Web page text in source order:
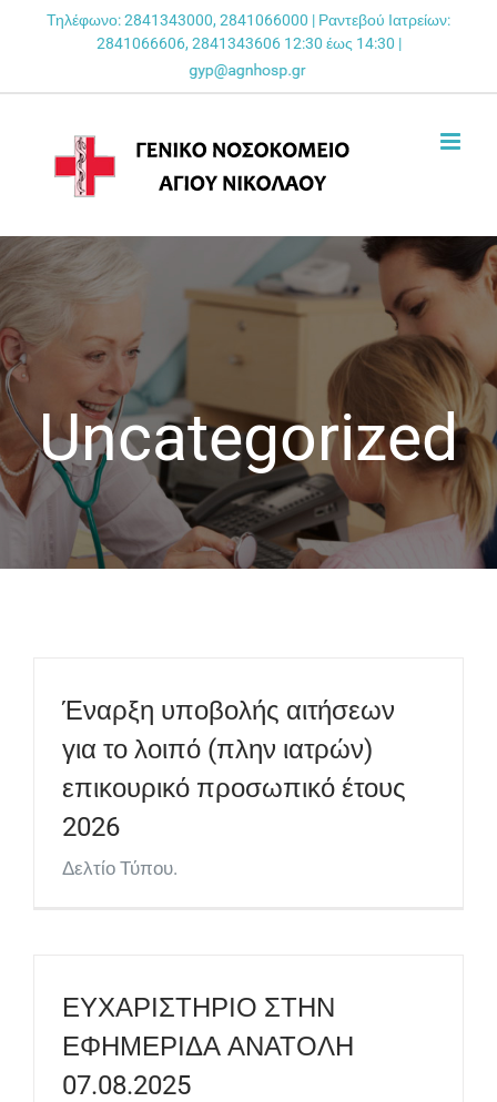
Τηλέφωνο: 2841343000, 2841066000 | Ραντεβού Ιατρείων:
2841066606, 2841343606 12:30 έως 14:30 |
Uncategorized
Έναρξη υποβολής αιτήσεων
για το λοιπό (πλην ιατρών)
επικουρικό προσωπικό έτους
2026
Δελτίο Τύπου.
ΕΥΧΑΡΙΣΤΗΡΙΟ ΣΤΗΝ
ΕΦΗΜΕΡΙΔΑ ΑΝΑΤΟΛΗ
07.08.2025